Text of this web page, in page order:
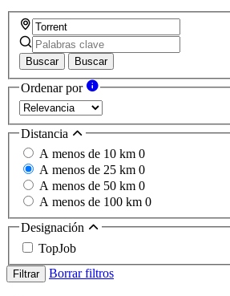
Buscar Buscar
Ordenar por
Distancia
A menos de 10 km 0
A menos de 25 km 0
A menos de 50 km 0
A menos de 100 km 0
Designación
TopJob
Filtrar Borrar filtros